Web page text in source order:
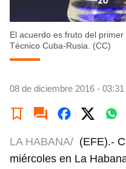
El acuerdo es fruto del
Técnico Cuba-Rusia. (CC)
08 de diciembre 2016 - 03:31
LA HABANA/ (EFE).-
miércoles en La